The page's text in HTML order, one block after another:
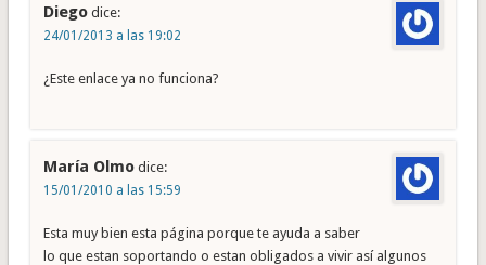
Diego dice:
24/01/2013 a las 19:02
¿Este enlace ya no funciona?
María Olmo dice:
15/01/2010 a las 15:59
Esta muy bien esta página porque te ayuda a saber
lo que estan soportando o estan obligados a vivir así algunos